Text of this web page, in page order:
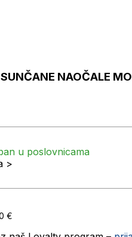
NAOČALE
u poslovnicama
>
€